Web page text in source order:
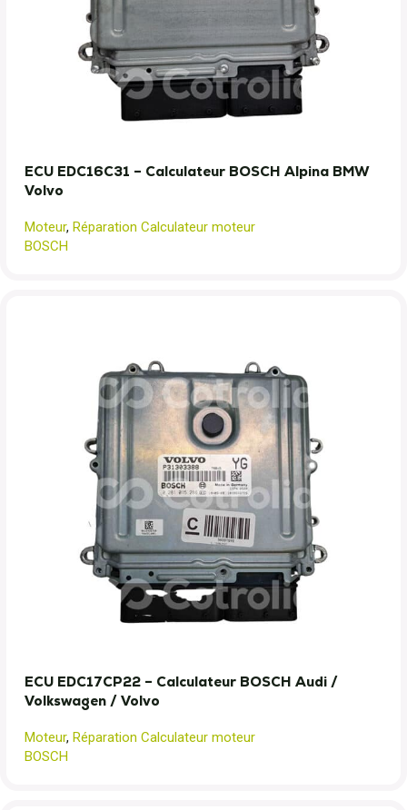
ECU EDC16C31 – Calculateur BOSCH Alpina BMW
Volvo
Moteur, Réparation Calculateur moteur
BOSCH
ECU EDC17CP22 – Calculateur BOSCH Audi /
Volkswagen / Volvo
Moteur, Réparation Calculateur moteur
BOSCH